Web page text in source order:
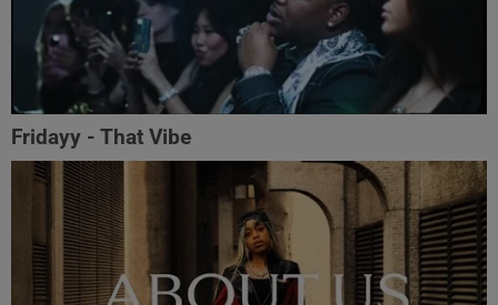
Fridayy - That Vibe